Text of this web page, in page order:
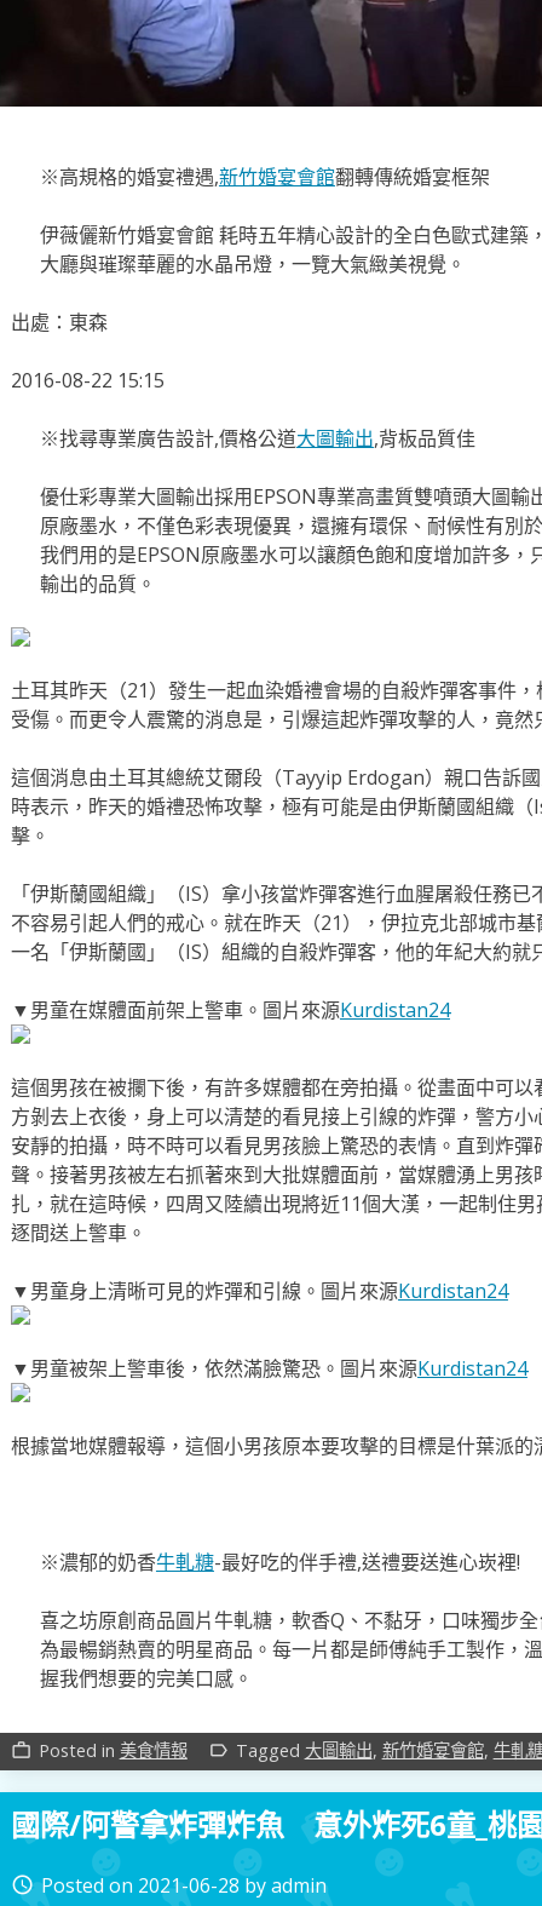
※高規格的婚宴禮遇,新竹婚宴會館翻轉傳統婚宴框架
伊薇儷新竹婚宴會館 耗時五年精心設計的全白色歐式建築
大廳與璀璨華麗的水晶吊燈，一覽大氣緻美視覺。
出處：東森
2016-08-22 15:15
※找尋專業廣告設計,價格公道大圖輸出,背板品質佳
優仕彩專業大圖輸出採用EPSON專業高畫質雙噴頭大圖
原廠墨水，不僅色彩表現優異，還擁有環保、耐候性有別
我們用的是EPSON原廠墨水可以讓顏色飽和度增加許多
輸出的品質。
土耳其昨天（21）發生一起血染婚禮會場的自殺炸彈客事件
受傷。而更令人震驚的消息是，引爆這起炸彈攻擊的人，竟
這個消息由土耳其總統艾爾段（Tayyip Erdogan）親口告訴
時表示，昨天的婚禮恐怖攻擊，極有可能是由伊斯蘭國組織
擊。
「伊斯蘭國組織」（IS）拿小孩當炸彈客進行血腥屠殺任務
不容易引起人們的戒心。就在昨天（21），伊拉克北部城市
一名「伊斯蘭國」（IS）組織的自殺炸彈客，他的年紀大約就
▼男童在媒體面前架上警車。圖片來源Kurdistan24
這個男孩在被攔下後，有許多媒體都在旁拍攝。從畫面中可
方剝去上衣後，身上可以清楚的看見接上引線的炸彈，警方
安靜的拍攝，時不時可以看見男孩臉上驚恐的表情。直到炸
聲。接著男孩被左右抓著來到大批媒體面前，當媒體湧上男
扎，就在這時候，四周又陸續出現將近11個大漢，一起制住
逐間送上警車。
▼男童身上清晰可見的炸彈和引線。圖片來源Kurdistan24
▼男童被架上警車後，依然滿臉驚恐。圖片來源Kurdistan24
根據當地媒體報導，這個小男孩原本要攻擊的目標是什葉派的
※濃郁的奶香牛軋糖-最好吃的伴手禮,送禮要送進心崁裡!
喜之坊原創商品圓片牛軋糖，軟香Q、不黏牙，口味獨步
為最暢銷熱賣的明星商品。每一片都是師傅純手工製作，
握我們想要的完美口感。
work_outline Posted in 美食情報 label_outline Tagged 大圖輸出, 新竹婚宴會館, 牛軋
國際/阿警拿炸彈炸魚 意外炸死6童_桃
access_time Posted on 2021-06-28 byadmin